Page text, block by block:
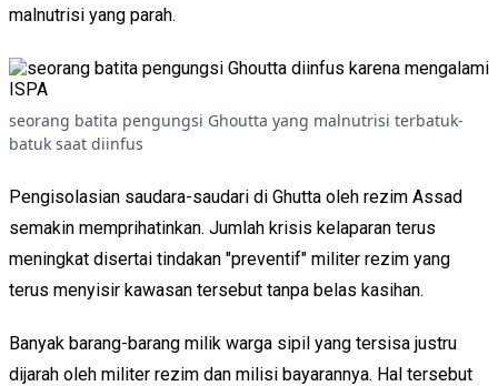
malnutrisi yang parah.
seorang batita pengungsi Ghoutta yang malnutrisi terbatuk-
batuk saat diinfus
Pengisolasian saudara-saudari di Ghutta oleh rezim Assad
semakin memprihatinkan. Jumlah krisis kelaparan terus
meningkat disertai tindakan "preventif" militer rezim yang
terus menyisir kawasan tersebut tanpa belas kasihan.
Banyak barang-barang milik warga sipil yang tersisa justru
dijarah oleh militer rezim dan milisi bayarannya. Hal tersebut